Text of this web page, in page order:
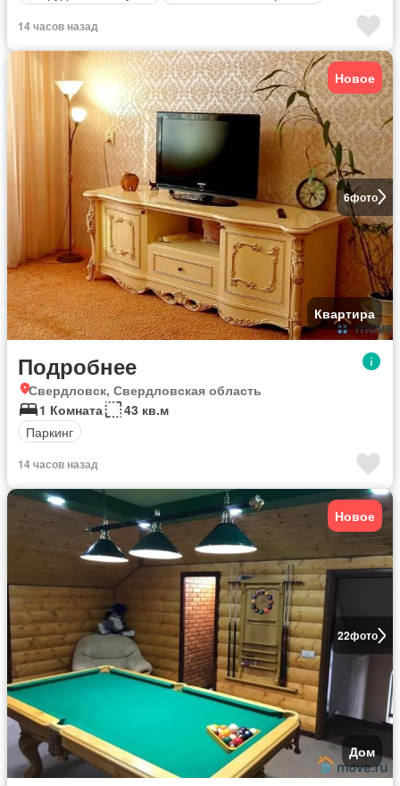
14 часов назад
6фото
Новое
Квартира
Подробнее
Свердловск, Свердловская область
1 Комната
43 кв.м
Паркинг
14 часов назад
22фото
Новое
Дом